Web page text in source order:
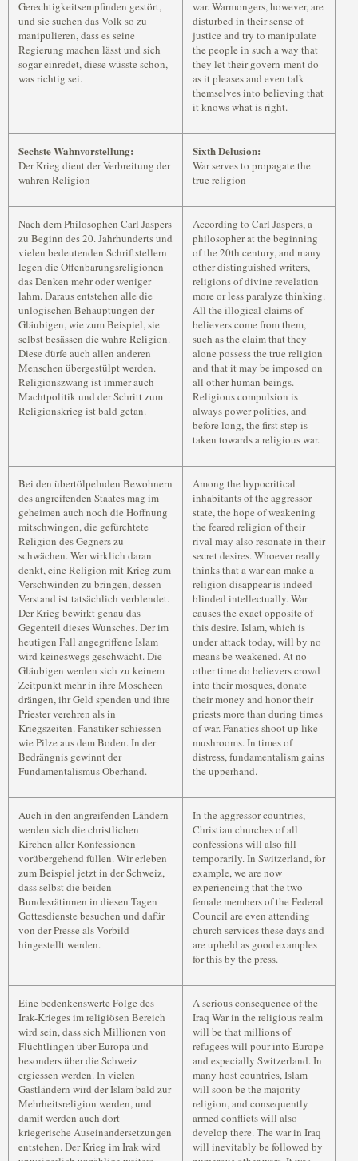
Gerechtigkeitsempfinden gestört,
und sie suchen das Volk so zu
manipulieren, dass es seine
Regierung machen lässt und sich
sogar einredet, diese wüsste schon,
was richtig sei.
war. Warmongers, however, are
disturbed in their sense of
justice and try to manipulate
the people in such a way that
they let their govern-ment do
as it pleases and even talk
themselves into believing that
it knows what is right.
Sechste Wahnvorstellung:
Der Krieg dient der Verbreitung der
wahren Religion
Sixth Delusion:
War serves to propagate the
true religion
Nach dem Philosophen Carl Jaspers
zu Beginn des 20. Jahrhunderts und
vielen bedeutenden Schriftstellern
legen die Offenbarungsreligionen
das Denken mehr oder weniger
lahm. Daraus entstehen alle die
unlogischen Behauptungen der
Gläubigen, wie zum Beispiel, sie
selbst besässen die wahre Religion.
Diese dürfe auch allen anderen
Menschen übergestülpt werden.
Religionszwang ist immer auch
Machtpolitik und der Schritt zum
Religionskrieg ist bald getan.
According to Carl Jaspers, a
philosopher at the beginning
of the 20th century, and many
other distinguished writers,
religions of divine revelation
more or less paralyze thinking.
All the illogical claims of
believers come from them,
such as the claim that they
alone possess the true religion
and that it may be imposed on
all other human beings.
Religious compulsion is
always power politics, and
before long, the first step is
taken towards a religious war.
Bei den übertölpelnden Bewohnern
des angreifenden Staates mag im
geheimen auch noch die Hoffnung
mitschwingen, die gefürchtete
Religion des Gegners zu
schwächen. Wer wirklich daran
denkt, eine Religion mit Krieg zum
Verschwinden zu bringen, dessen
Verstand ist tatsächlich verblendet.
Der Krieg bewirkt genau das
Gegenteil dieses Wunsches. Der im
heutigen Fall angegriffene Islam
wird keineswegs geschwächt. Die
Gläubigen werden sich zu keinem
Zeitpunkt mehr in ihre Moscheen
drängen, ihr Geld spenden und ihre
Priester verehren als in
Kriegszeiten. Fanatiker schiessen
wie Pilze aus dem Boden. In der
Bedrängnis gewinnt der
Fundamentalismus Oberhand.
Among the hypocritical
inhabitants of the aggressor
state, the hope of weakening
the feared religion of their
rival may also resonate in their
secret desires. Whoever really
thinks that a war can make a
religion disappear is indeed
blinded intellectually. War
causes the exact opposite of
this desire. Islam, which is
under attack today, will by no
means be weakened. At no
other time do believers crowd
into their mosques, donate
their money and honor their
priests more than during times
of war. Fanatics shoot up like
mushrooms. In times of
distress, fundamentalism gains
the upperhand.
Auch in den angreifenden Ländern
werden sich die christlichen
Kirchen aller Konfessionen
vorübergehend füllen. Wir erleben
zum Beispiel jetzt in der Schweiz,
dass selbst die beiden
Bundesrätinnen in diesen Tagen
Gottesdienste besuchen und dafür
von der Presse als Vorbild
hingestellt werden.
In the aggressor countries,
Christian churches of all
confessions will also fill
temporarily. In Switzerland, for
example, we are now
experiencing that the two
female members of the Federal
Council are even attending
church services these days and
are upheld as good examples
for this by the press.
Eine bedenkenswerte Folge des
Irak-Krieges im religiösen Bereich
wird sein, dass sich Millionen von
Flüchtlingen über Europa und
besonders über die Schweiz
ergiessen werden. In vielen
Gastländern wird der Islam bald zur
Mehrheitsreligion werden, und
damit werden auch dort
kriegerische Auseinandersetzungen
entstehen. Der Krieg im Irak wird
A serious consequence of the
Iraq War in the religious realm
will be that millions of
refugees will pour into Europe
and especially Switzerland. In
many host countries, Islam
will soon be the majority
religion, and consequently
armed conflicts will also
develop there. The war in Iraq
will inevitably be followed by